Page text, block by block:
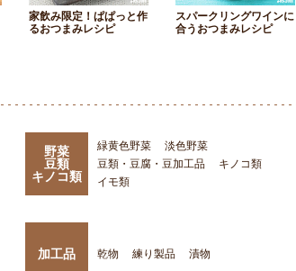
家飲み限定！ぱぱっと作
るおつまみレシピ
スパークリングワインに
合うおつまみレシピ
野菜
豆類
キノコ類
緑黄色野菜
淡色野菜
豆類・豆腐・豆加工品
キノコ類
イモ類
加工品 乾物 練り製品 漬物